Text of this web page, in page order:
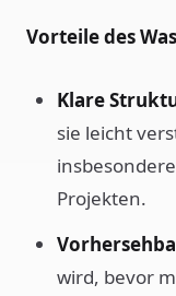
Vorteile des
Klare
sie leicht
Projekten.
wird, bevor